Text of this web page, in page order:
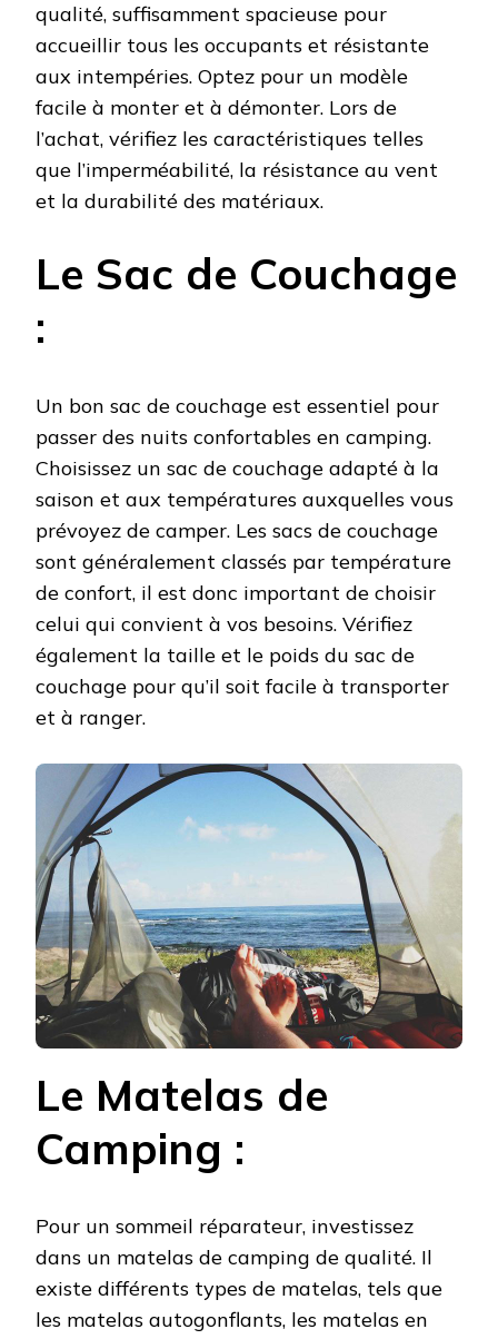
qualité, suffisamment spacieuse pour
accueillir tous les occupants et résistante
aux intempéries. Optez pour un modèle
facile à monter et à démonter. Lors de
l’achat, vérifiez les caractéristiques telles
que l’imperméabilité, la résistance au vent
et la durabilité des matériaux.
Le Sac de Couchage
:
Un bon sac de couchage est essentiel pour
passer des nuits confortables en camping.
Choisissez un sac de couchage adapté à la
saison et aux températures auxquelles vous
prévoyez de camper. Les sacs de couchage
sont généralement classés par température
de confort, il est donc important de choisir
celui qui convient à vos besoins. Vérifiez
également la taille et le poids du sac de
couchage pour qu’il soit facile à transporter
et à ranger.
Le Matelas de
Camping :
Pour un sommeil réparateur, investissez
dans un matelas de camping de qualité. Il
existe différents types de matelas, tels que
les matelas autogonflants, les matelas en